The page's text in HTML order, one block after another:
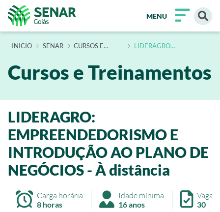
MENU
INÍCIO SENAR CURSOS E LIDERAGRO
Cursos e Treinamentos
LIDERAGRO:
EMPREENDEDORISMO E
INTRODUÇÃO AO PLANO DE
NEGÓCIOS - À distância
Carga horária
8 horas
Idade mínima
16 anos
Vagas
30